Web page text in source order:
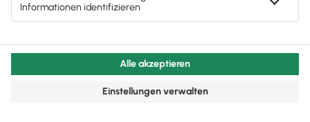
Buchhaltung & Finanzen
Kalkulation verstehen und richtig einsetzen
Eine Kalkulation unterstützt unternehmerische